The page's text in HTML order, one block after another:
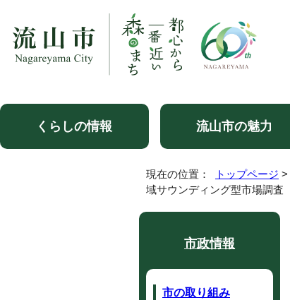
くらしの情報 流山市の魅力
現在の位置： トップページ >
域サウンディング型市場調査
市政情報
市の取り組み